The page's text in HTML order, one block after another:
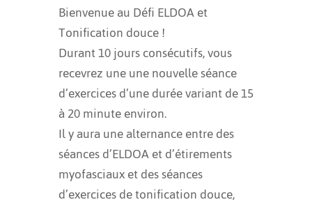
Bienvenue au Défi ELDOA et
Tonification douce !
Durant 10 jours consécutifs, vous
recevrez une une nouvelle séance
d’exercices d’une durée variant de 15
à 20 minute environ.
Il y aura une alternance entre des
séances d’ELDOA et d’étirements
myofasciaux et des séances
d’exercices de tonification douce,